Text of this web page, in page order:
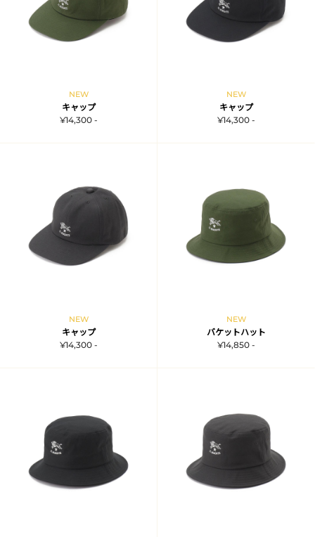
NEW
キャップ
¥14,300 -
NEW
キャップ
¥14,300 -
NEW
キャップ
¥14,300 -
NEW
バケットハット
¥14,850 -